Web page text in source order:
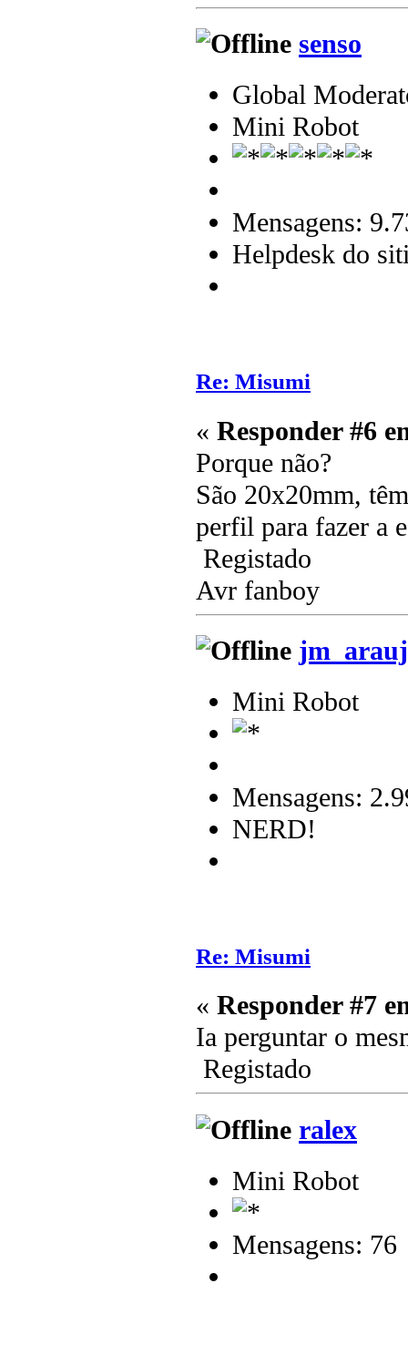
senso
Global
Mini Robot
Mensagens:
Helpdesk do
Re: Misumi
« Responder #6
Porque não?
São 20x20mm,
perfil para fazer a
Registado
Avr fanboy
Mini Robot
Mensagens:
NERD!
Re: Misumi
« Responder #7
Ia perguntar o
Registado
ralex
Mini Robot
Mensagens: 76